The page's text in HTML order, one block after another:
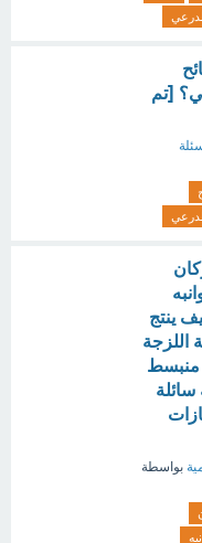
[تم
ينتج
اللزجة
منبسط
بواسطة